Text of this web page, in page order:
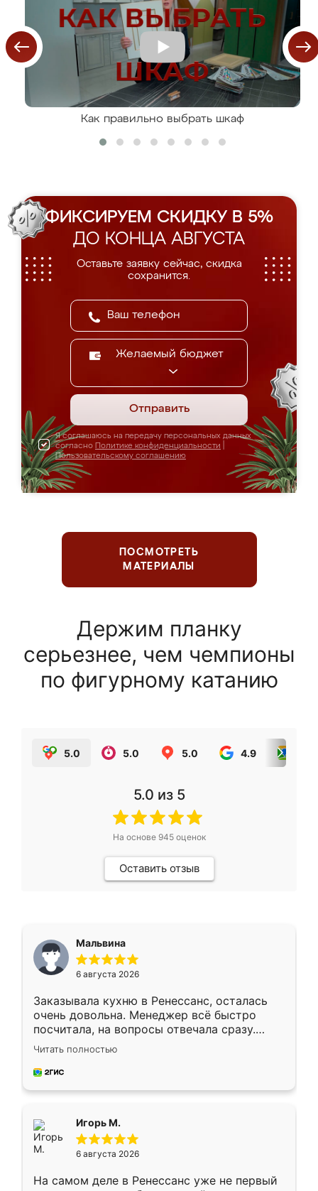
Как правильно выбрать шкаф
ФИКСИРУЕМ СКИДКУ В 5%
ДО КОНЦА АВГУСТА
Оставьте заявку сейчас, скидка
сохранится.
Желаемый бюджет
Отправить
Я соглашаюсь на передачу персональных данных
согласно Политике конфиденциальности
Пользовательскому соглашению
ПОСМОТРЕТЬ
МАТЕРИАЛЫ
Держим планку
серьезнее, чем чемпионы
по фигурному катанию
5.0 5.0 5.0 4.9
5.0 из 5
На основе 945оценок
Оставить отзыв
Мальвина
6 августа 2026
Заказывала кухню в Ренессанс, осталась
очень довольна. Менеджер всё быстро
посчитала, на вопросы отвечала сразу.
Замерщик приехал в субботу, подошёл к
делу со всей ответственностью. Собрали
за день, ребята работали аккуратно, даже
Читать полностью
Игорь М.
6 августа 2026
На самом деле в Ренессанс уже не первый